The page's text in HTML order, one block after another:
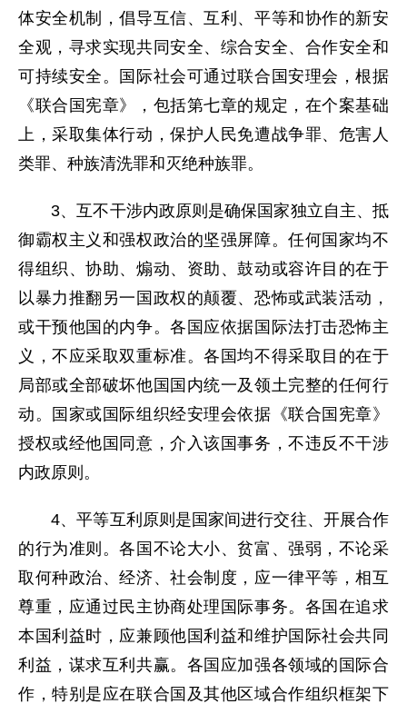
体安全机制，倡导互信、互利、平等和协作的新安
全观，寻求实现共同安全、综合安全、合作安全和
可持续安全。国际社会可通过联合国安理会，根据
《联合国宪章》，包括第七章的规定，在个案基础
上，采取集体行动，保护人民免遭战争罪、危害人
类罪、种族清洗罪和灭绝种族罪。
3、互不干涉内政原则是确保国家独立自主、抵
御霸权主义和强权政治的坚强屏障。任何国家均不
得组织、协助、煽动、资助、鼓动或容许目的在于
以暴力推翻另一国政权的颠覆、恐怖或武装活动，
或干预他国的内争。各国应依据国际法打击恐怖主
义，不应采取双重标准。各国均不得采取目的在于
局部或全部破坏他国国内统一及领土完整的任何行
动。国家或国际组织经安理会依据《联合国宪章》
授权或经他国同意，介入该国事务，不违反不干涉
内政原则。
4、平等互利原则是国家间进行交往、开展合作
的行为准则。各国不论大小、贫富、强弱，不论采
取何种政治、经济、社会制度，应一律平等，相互
尊重，应通过民主协商处理国际事务。各国在追求
本国利益时，应兼顾他国利益和维护国际社会共同
利益，谋求互利共赢。各国应加强各领域的国际合
作，特别是应在联合国及其他区域合作组织框架下